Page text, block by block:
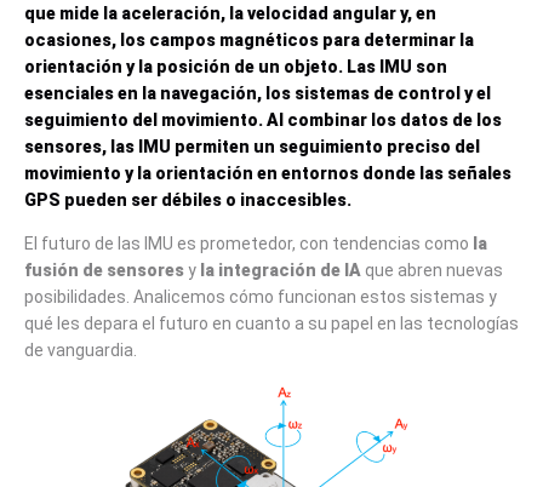
que mide la aceleración, la velocidad angular y, en
ocasiones, los campos magnéticos para determinar la
orientación y la posición de un objeto. Las IMU son
esenciales en la navegación, los sistemas de control y el
seguimiento del movimiento. Al combinar los datos de los
sensores, las IMU permiten un seguimiento preciso del
movimiento y la orientación en entornos donde las señales
GPS pueden ser débiles o inaccesibles.
El futuro de las IMU es prometedor, con tendencias como la
fusión de sensoresy la integración de IA que abren nuevas
posibilidades. Analicemos cómo funcionan estos sistemas y
qué les depara el futuro en cuanto a su papel en las tecnologías
de vanguardia.